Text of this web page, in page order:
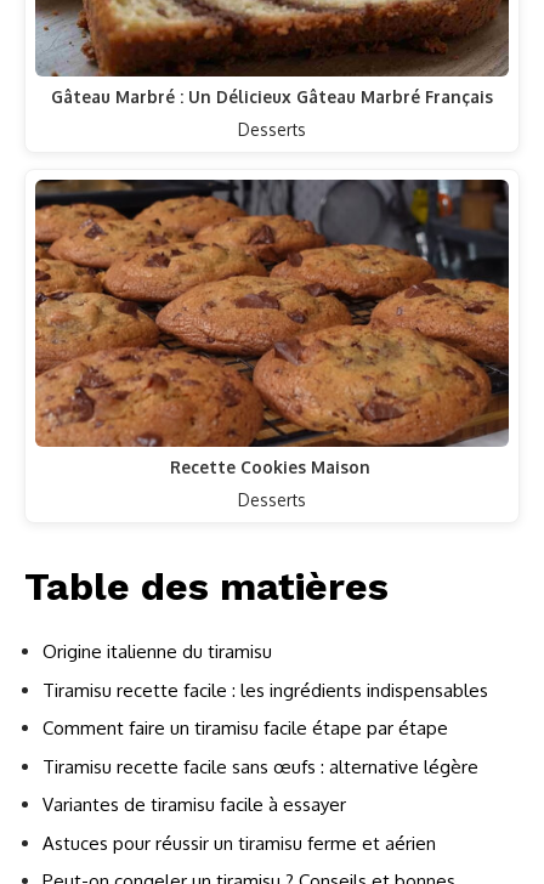
Gâteau Marbré : Un Délicieux Gâteau Marbré Français
Desserts
Recette Cookies Maison
Desserts
Table des matières
Origine italienne du tiramisu
Tiramisu recette facile : les ingrédients indispensables
Comment faire un tiramisu facile étape par étape
Tiramisu recette facile sans œufs : alternative légère
Variantes de tiramisu facile à essayer
Astuces pour réussir un tiramisu ferme et aérien